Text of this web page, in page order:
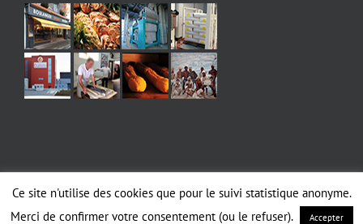
Copyright 2019 MOULINS DUMEE | Tous droits réservés |Mentions légales|
Ce site n'utilise des cookies que pour le suivi statistique anonyme.
Merci de confirmer votre consentement (ou le refuser).
Accepter